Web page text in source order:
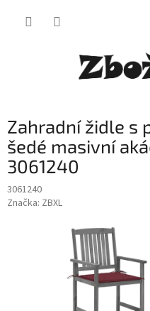
Zahradní židle s
šedé masivní
3061240
3061240
Značka: ZBXL